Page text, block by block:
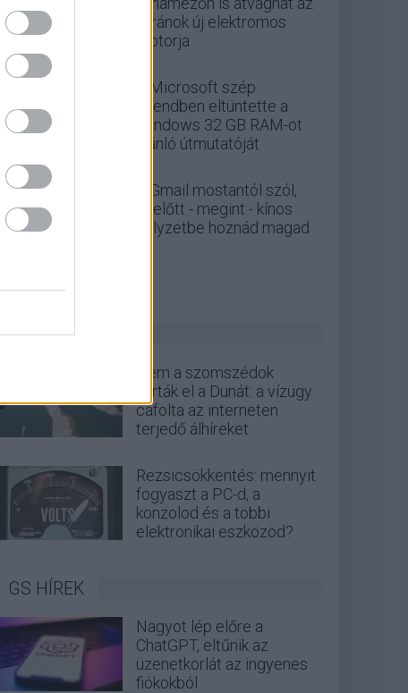
ukránok új elektromos
motorja
A Microsoft szép
csendben eltüntette a
Windows 32 GB RAM-ot
ajánló útmutatóját
A Gmail mostantól szól,
mielőtt - megint - kínos
helyzetbe hoznád magad
ZÖLD PÁLYA
Nem a szomszédok
zárták el a Dunát: a vízügy
cáfolta az interneten
terjedő álhíreket
Rezsicsökkentés: mennyit
fogyaszt a PC-d, a
konzolod és a többi
elektronikai eszközöd?
GS HÍREK
Nagyot lép előre a
ChatGPT, eltűnik az
üzenetkorlát az ingyenes
fiókokból